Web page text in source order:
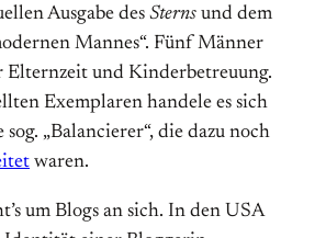
Ausgabe des Sterns und dem
Mannes“. Fünf Männer
Elternzeit und Kinderbetreuung.
Exemplaren handele es sich
„Balancierer“, die dazu noch
waren.
um Blogs an sich. In den USA